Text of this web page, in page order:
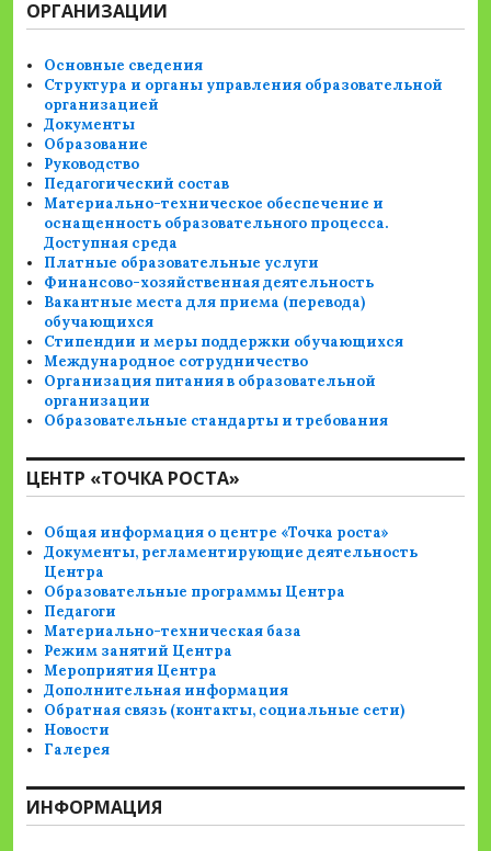
ОРГАНИЗАЦИИ
Основные сведения
Структура и органы управления образовательной
организацией
Документы
Образование
Руководство
Педагогический состав
Материально-техническое обеспечение и
оснащенность образовательного процесса.
Доступная среда
Платные образовательные услуги
Финансово-хозяйственная деятельность
Вакантные места для приема (перевода)
обучающихся
Стипендии и меры поддержки обучающихся
Международное сотрудничество
Организация питания в образовательной
организации
Образовательные стандарты и требования
ЦЕНТР «ТОЧКА РОСТА»
Общая информация о центре «Точка роста»
Документы, регламентирующие деятельность
Центра
Образовательные программы Центра
Педагоги
Материально-техническая база
Режим занятий Центра
Мероприятия Центра
Дополнительная информация
Обратная связь (контакты, социальные сети)
Новости
Галерея
ИНФОРМАЦИЯ